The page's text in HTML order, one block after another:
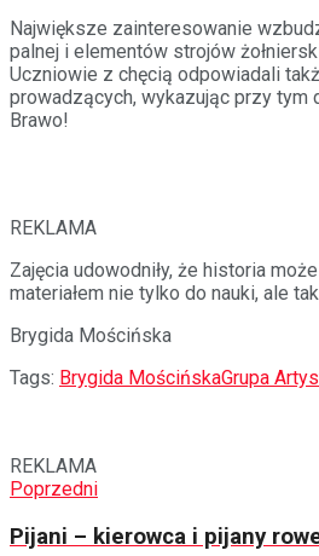
Największe zainteresowanie
palnej i elementów strojów
Uczniowie z chęcią odpowiadali
prowadzących, wykazując przy tym
Brawo!
REKLAMA
Zajęcia udowodniły, że historia
materiałem nie tylko do nauki, ale
Brygida Mościńska
Tags: Brygida MościńskaGrupa
REKLAMA
Poprzedni
Pijani – kierowca i pijany